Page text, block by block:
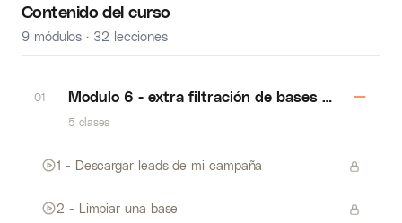
Contenido del curso
9 módulos · 32 lecciones
01 Modulo 6 - extra filtración de bases y
5 clases
1 - Descargar leads de mi campaña
2 - Limpiar una base